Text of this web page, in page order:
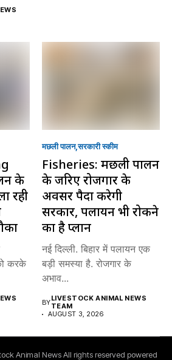
के
रही
करके
मछली पालन सरकारी स्की‍म
Fisheries: मछली पालन
के जरिए रोजगार के
अवसर पैदा करेगी
सरकार, पलायन भी रोकने
का है प्लान
नई दिल्ली. बिहार में पलायन एक
बड़ी समस्या है. रोजगार के
अभाव...
BYLIVESTOCK ANIMAL NEWS
TEAM
AUGUST 3, 2026
Animal News All rights reserved powered